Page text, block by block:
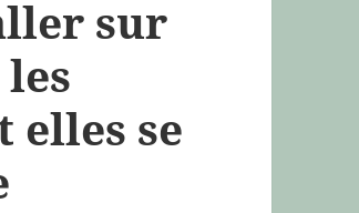
sur
elles se